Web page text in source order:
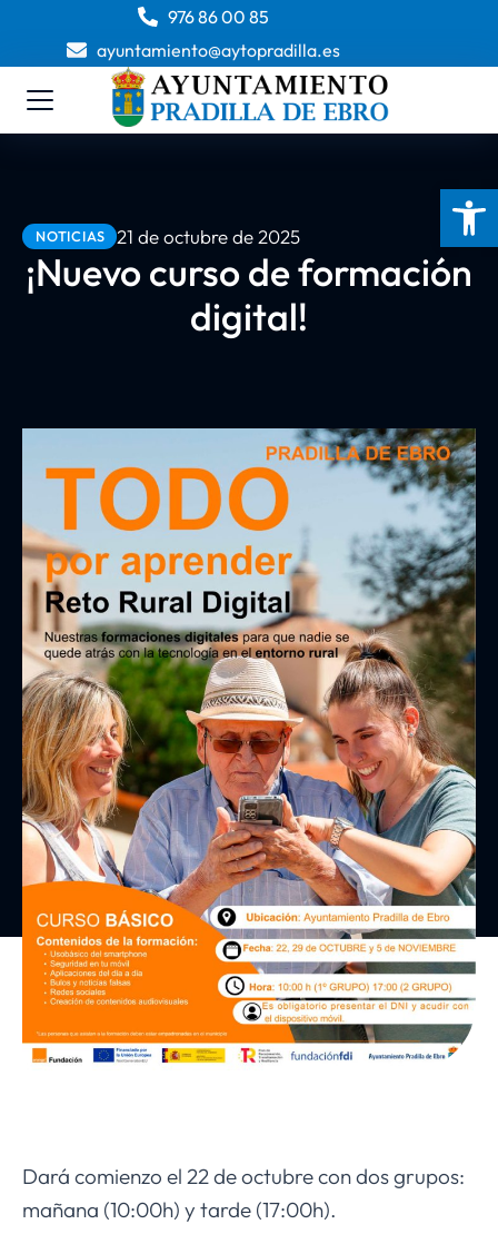
Abrir
976 86 00 85
ayuntamiento@aytopradilla.es
NOTICIAS 21 de octubre de 2025
¡Nuevo curso de formación
digital!
Dará comienzo el 22 de octubre con dos grupos:
mañana (10:00h) y tarde (17:00h).